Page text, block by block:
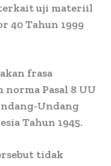
uji materiil
40 Tahun 1999
frasa
Pasal 8 UU
Undang
Tahun 1945.
tidak